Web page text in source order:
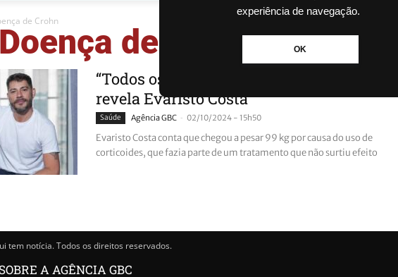
experiência de navegação.
OK
de Crohn
de Crohn
“Todos os dias eu me sinto definhando”,
revela Evaristo Costa
Saúde Agência GBC - 02/10/2024 - 15h50
Evaristo Costa conta que chegou a pesar 99 kg por causa do uso de
corticoides, que fazia parte de um tratamento que não surtiu efeito
tem notícia. Todos os direitos reservados.
A AGÊNCIA GBC